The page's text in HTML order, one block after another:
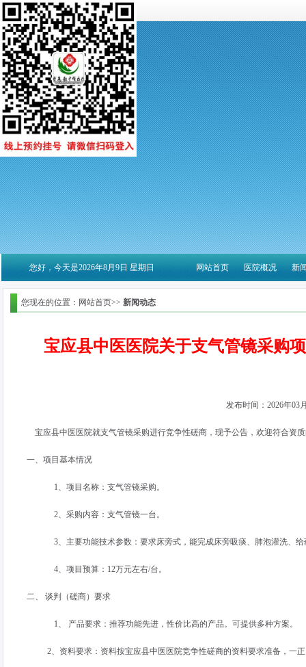
您好，今天是2026年8月9日 星期日 新
医院概况
网站首页
您现在的位置：网站首页>> 新闻动态
宝应县中医医院关于支气管镜采购
发布时间：2026年03
宝应县中医医院就支气管镜采购进行竞争性磋商，现予公告，欢迎符合资
一、项目基本情况
1、项目名称：支气管镜采购。
2、采购内容：支气管镜一台。
3、主要功能技术参数：要求床旁式，能完成床旁吸痰、肺泡灌洗、
4、项目预算： 12万元左右/台。
二、 谈判（磋商）要求
1、 产品要求：推荐功能先进，性价比高的产品。可提供多种方案。
2、资料要求：资料按宝应县中医医院竞争性磋商的资料要求准备，一正